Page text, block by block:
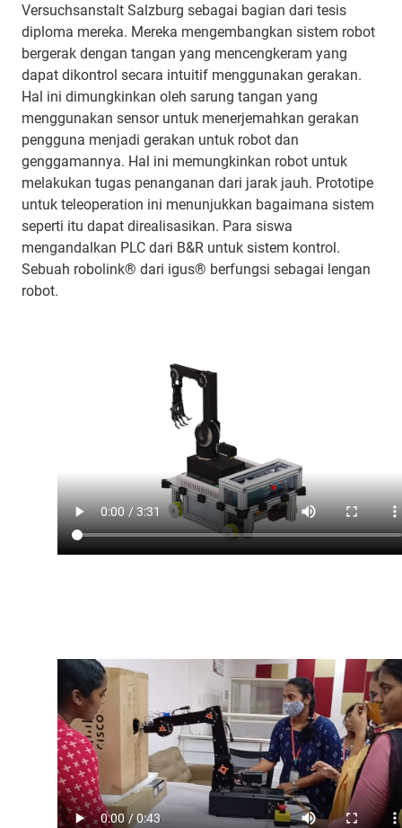
Versuchsanstalt Salzburg sebagai bagian dari tesis
diploma mereka. Mereka mengembangkan sistem robot
bergerak dengan tangan yang mencengkeram yang
dapat dikontrol secara intuitif menggunakan gerakan.
Hal ini dimungkinkan oleh sarung tangan yang
menggunakan sensor untuk menerjemahkan gerakan
pengguna menjadi gerakan untuk robot dan
genggamannya. Hal ini memungkinkan robot untuk
melakukan tugas penanganan dari jarak jauh. Prototipe
untuk teleoperation ini menunjukkan bagaimana sistem
seperti itu dapat direalisasikan. Para siswa
mengandalkan PLC dari B&R untuk sistem kontrol.
Sebuah robolink® dari igus® berfungsi sebagai lengan
robot.